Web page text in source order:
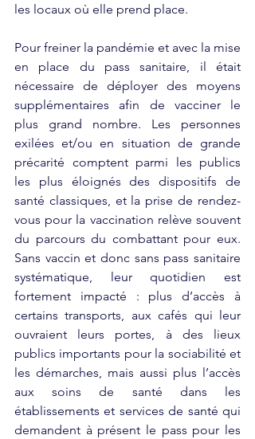
les locaux où elle prend place.
Pour freiner la pandémie et avec la mise
en place du pass sanitaire, il était
nécessaire de déployer des moyens
supplémentaires afin de vacciner le
plus grand nombre. Les personnes
exilées et/ou en situation de grande
précarité comptent parmi les publics
les plus éloignés des dispositifs de
santé classiques, et la prise de rendez-
vous pour la vaccination relève souvent
du parcours du combattant pour eux.
Sans vaccin et donc sans pass sanitaire
systématique, leur quotidien est
fortement impacté : plus d’accès à
certains transports, aux cafés qui leur
ouvraient leurs portes, à des lieux
publics importants pour la sociabilité et
les démarches, mais aussi plus l’accès
aux soins de santé dans les
établissements et services de santé qui
demandent à présent le pass pour les